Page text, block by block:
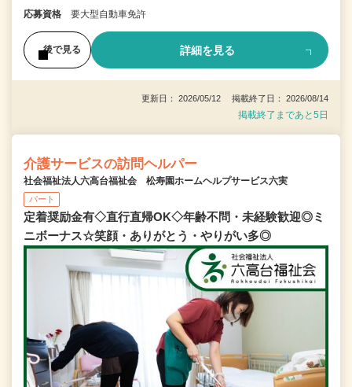
応募資格 要大型自動車免許
後で見る 詳細を見る
更新日： 2026/05/12 掲載終了日： 2026/08/14
掲載終了まであと5日
介護サービスの訪問ヘルパー
社会福祉法人六高台福祉会 松寿園ホームヘルプサービス六実
パート
定着奨励金有◇直行直帰OK◇年齢不問・未経験歓迎◎ミ
ニボーナス☆笑顔・ありがとう・やりがい多◎